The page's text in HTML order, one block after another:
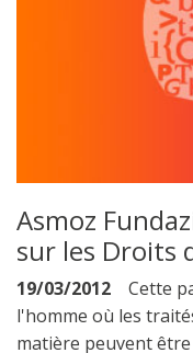
Asmoz
sur les Droits
19/03/2012
Cette
l'homme où les
matière peuvent